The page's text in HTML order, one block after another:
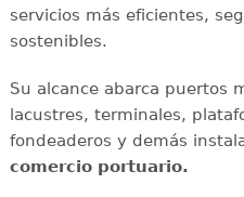
servicios más eficientes,
sostenibles.
Su alcance abarca puertos
lacustres, terminales,
fondeaderos y demás
comercio portuario.